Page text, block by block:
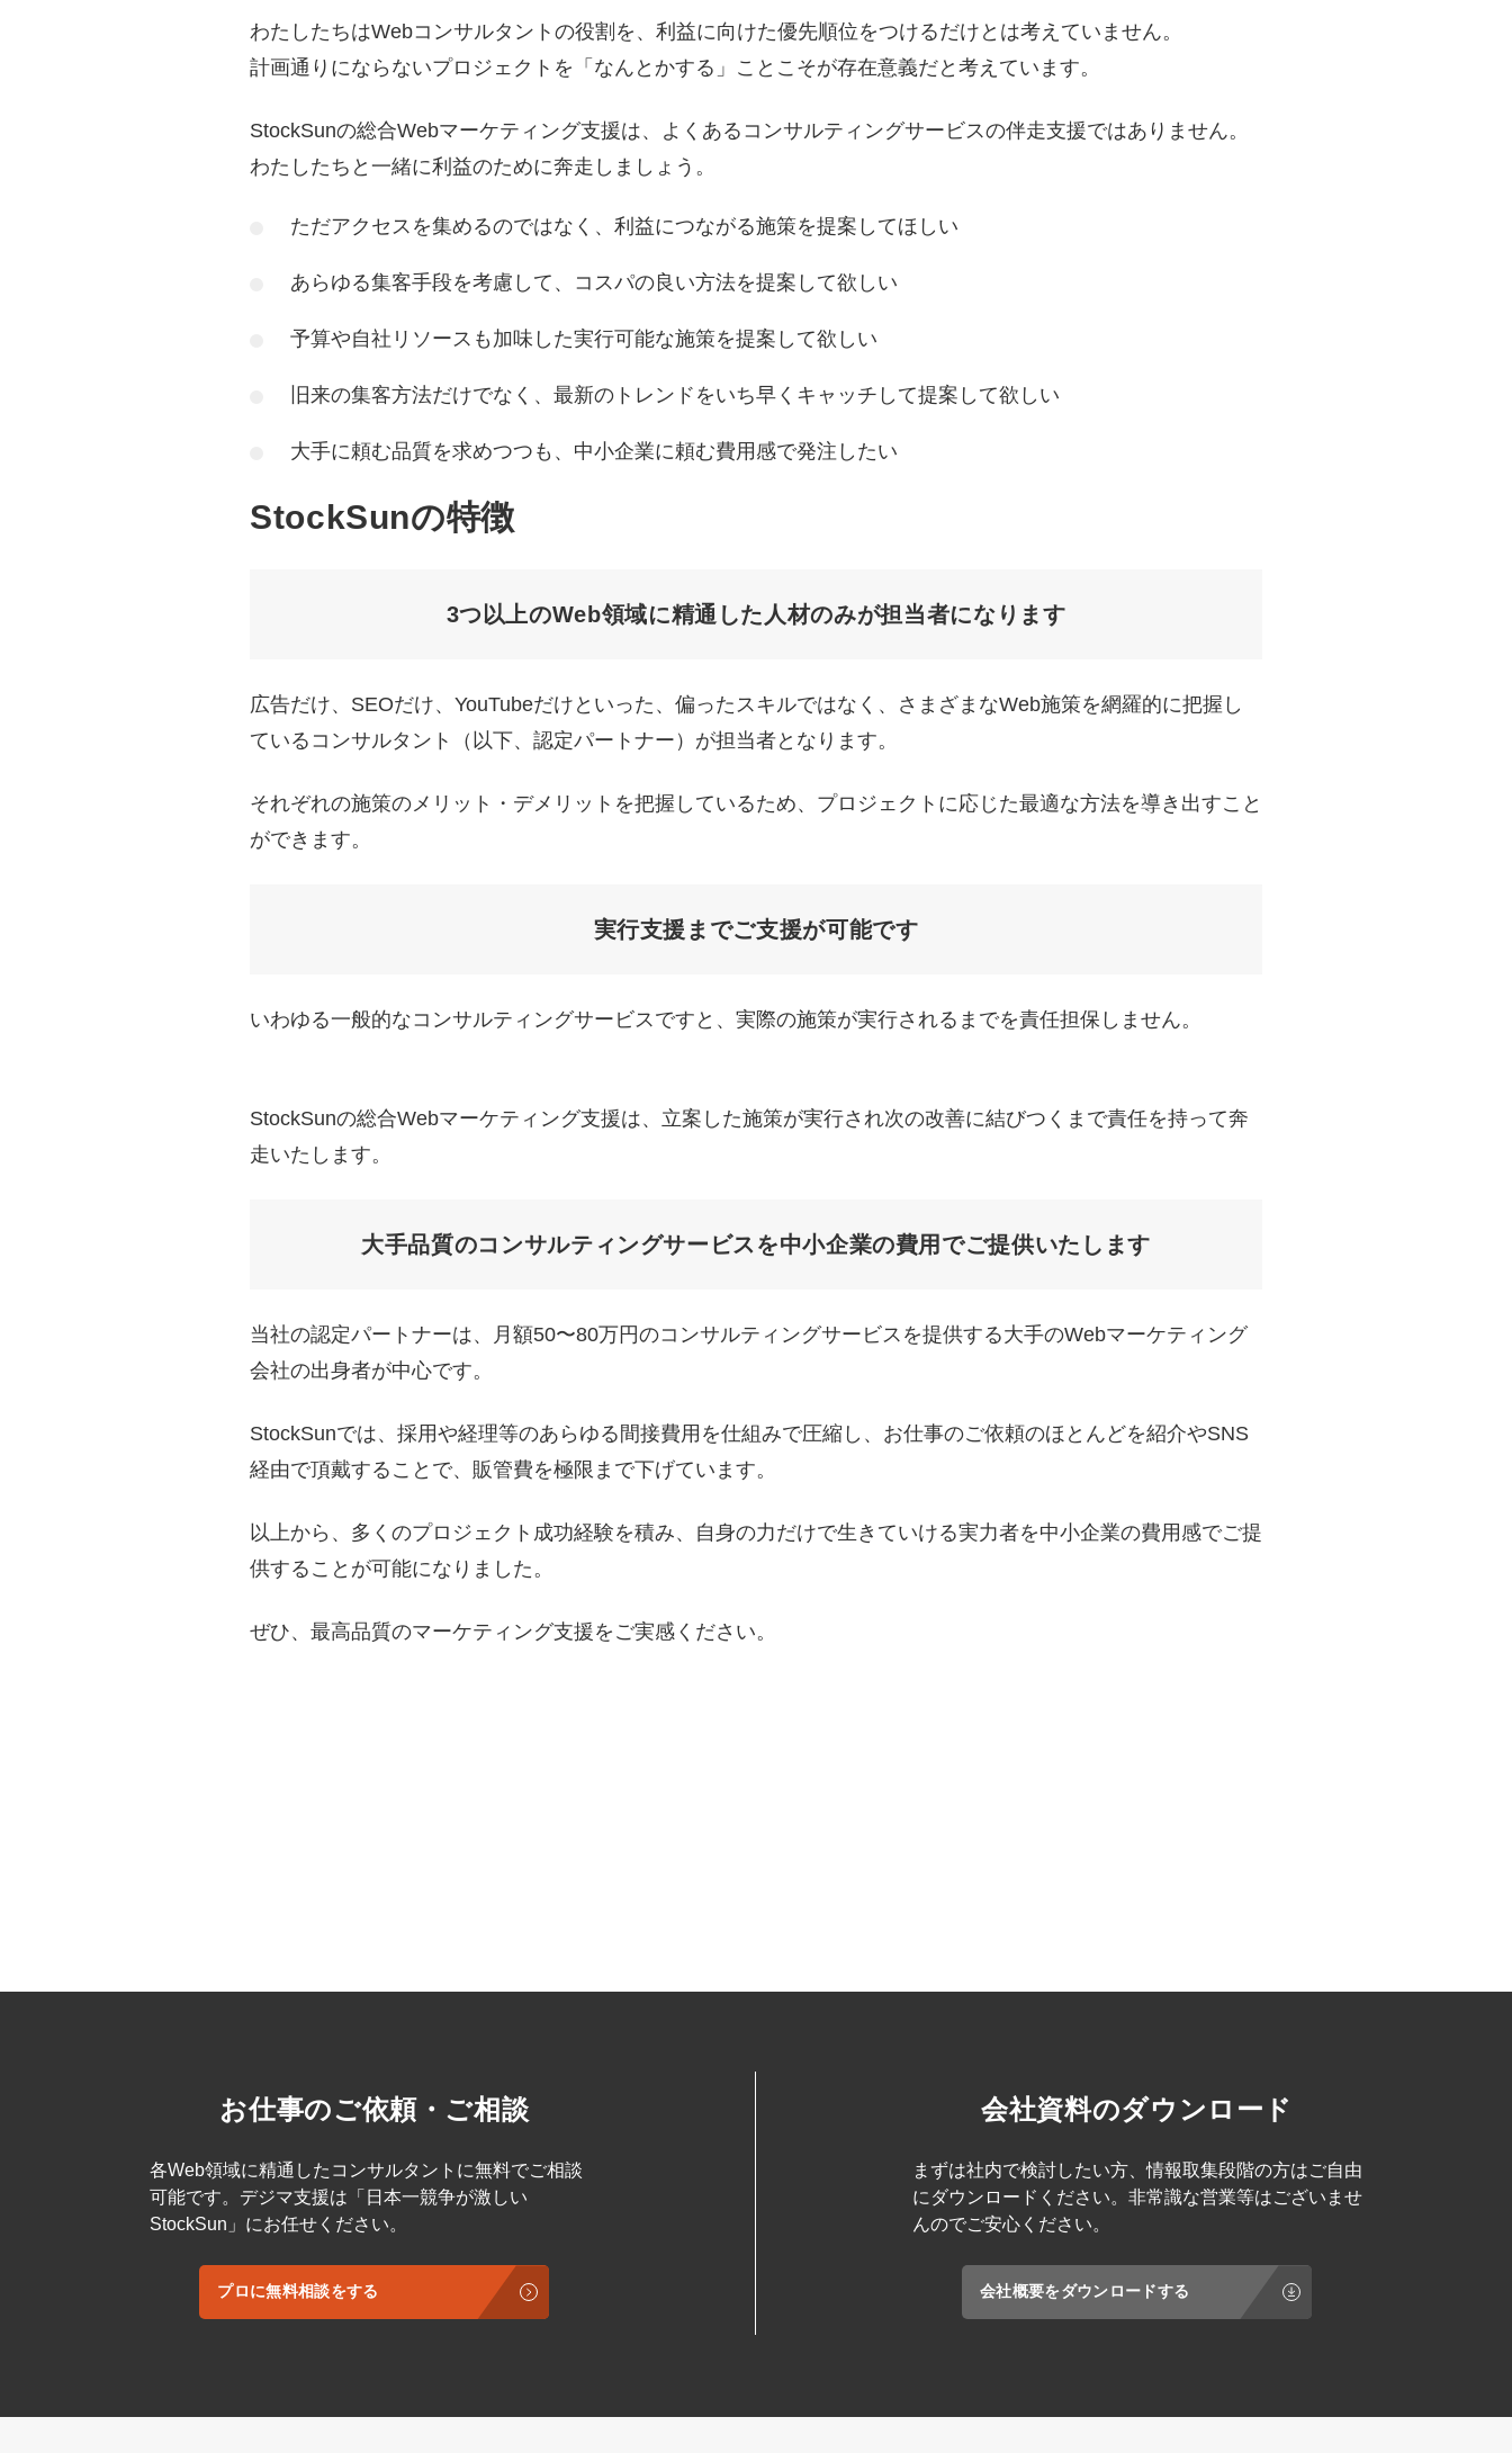
わたしたちはWebコンサルタントの役割を、利益に向けた優先順位をつけるだけとは考えていません。
計画通りにならないプロジェクトを「なんとかする」ことこそが存在意義だと考えています。
StockSunの総合Webマーケティング支援は、よくあるコンサルティングサービスの伴走支援ではありません。
わたしたちと一緒に利益のために奔走しましょう。
ただアクセスを集めるのではなく、利益につながる施策を提案してほしい
あらゆる集客手段を考慮して、コスパの良い方法を提案して欲しい
予算や自社リソースも加味した実行可能な施策を提案して欲しい
旧来の集客方法だけでなく、最新のトレンドをいち早くキャッチして提案して欲しい
大手に頼む品質を求めつつも、中小企業に頼む費用感で発注したい
StockSunの特徴
3つ以上のWeb領域に精通した人材のみが担当者になります
広告だけ、SEOだけ、YouTubeだけといった、偏ったスキルではなく、さまざまなWeb施策を網羅的に把握し
ているコンサルタント（以下、認定パートナー）が担当者となります。
それぞれの施策のメリット・デメリットを把握しているため、プロジェクトに応じた最適な方法を導き出すこと
ができます。
実行支援までご支援が可能です
いわゆる一般的なコンサルティングサービスですと、実際の施策が実行されるまでを責任担保しません。
StockSunの総合Webマーケティング支援は、立案した施策が実行され次の改善に結びつくまで責任を持って奔
走いたします。
大手品質のコンサルティングサービスを中小企業の費用でご提供いたします
当社の認定パートナーは、月額50〜80万円のコンサルティングサービスを提供する大手のWebマーケティング
会社の出身者が中心です。
StockSunでは、採用や経理等のあらゆる間接費用を仕組みで圧縮し、お仕事のご依頼のほとんどを紹介やSNS
経由で頂戴することで、販管費を極限まで下げています。
以上から、多くのプロジェクト成功経験を積み、自身の力だけで生きていける実力者を中小企業の費用感でご提
供することが可能になりました。
ぜひ、最高品質のマーケティング支援をご実感ください。
お仕事のご依頼・ご相談
各Web領域に精通したコンサルタントに無料でご相談
可能です。デジマ支援は「日本一競争が激しい
StockSun」にお任せください。
プロに無料相談をする
会社資料のダウンロード
まずは社内で検討したい方、情報取集段階の方はご自由
にダウンロードください。非常識な営業等はございませ
んのでご安心ください。
会社概要をダウンロードする